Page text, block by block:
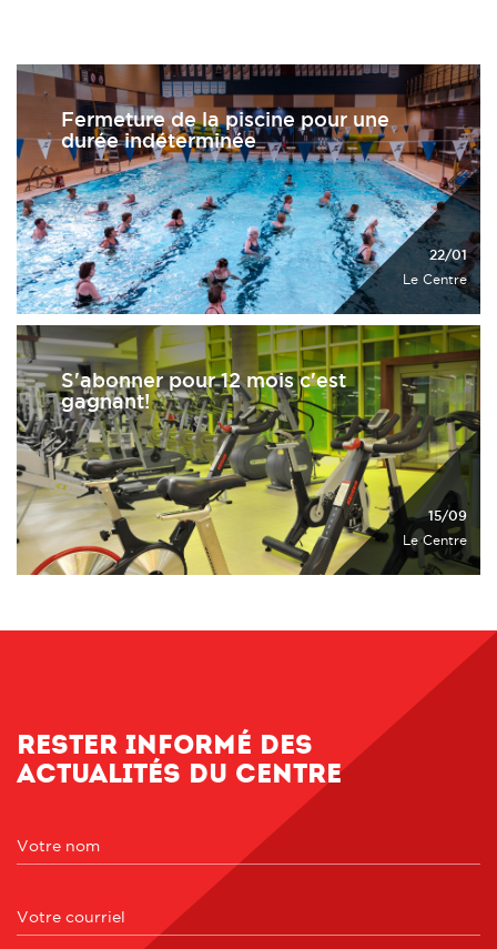
Fermeture de la piscine pour une
durée indéterminée
22/01
Le Centre
S'abonner pour 12 mois c'est
gagnant!
15/09
Le Centre
Rester informé des
actualités du centre